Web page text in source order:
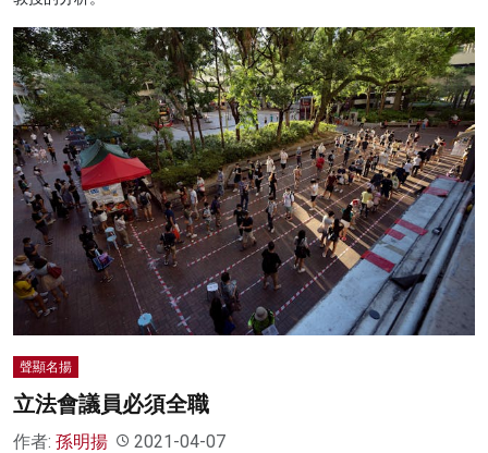
聲顯名揚
立法會議員必須全職
作者: 孫明揚 2021-04-07